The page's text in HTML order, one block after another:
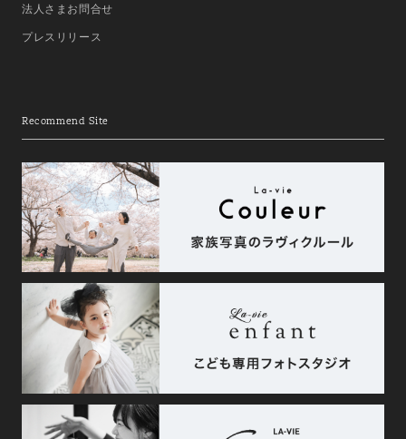
法人さまお問合せ
プレスリリース
Recommend Site